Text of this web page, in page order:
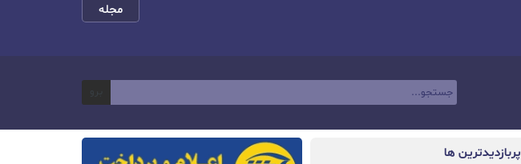
مجله
پربازدیدترین ها